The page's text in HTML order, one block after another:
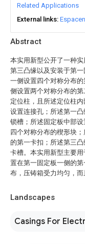
Abstract
本实用新型公开了一种实
第三凸缘以及安装于第
一侧设置四个对称分布
侧设置两个对称分布的
定位柱，且所述定位柱
设置连接孔；所述第一
锁槽；所述固定板中部
四个对称分布的楔形块
的第一卡扣；所述第三
卡槽。本实用新型主要
置在第一固定板一侧的
布，压铸箱受力均匀，而
Landscapes
Casings For
Related Applications
External links